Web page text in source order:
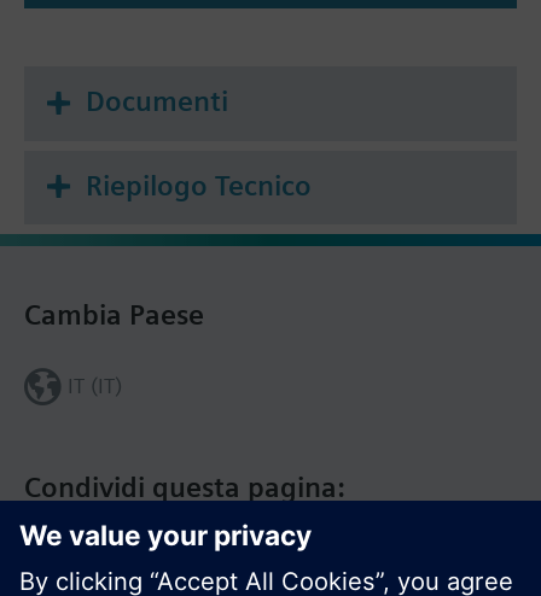
Documenti
Riepilogo Tecnico
Condividi questa pagina:
Cambia Paese
IT (IT)